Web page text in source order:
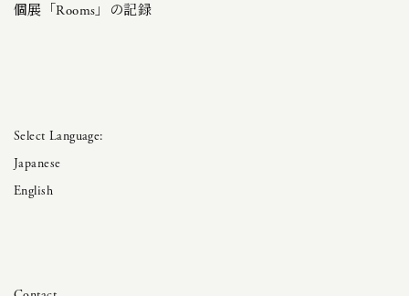
個展「Rooms」の記録
Japanese
English